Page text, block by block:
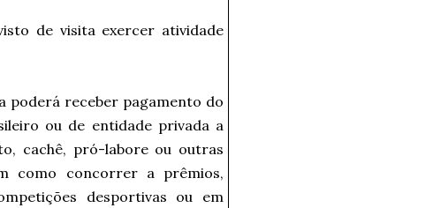
de visita exercer atividade
poderá receber pagamento do
ou de entidade privada a
cachê, pró-labore ou outras
como concorrer a prêmios,
desportivas ou em